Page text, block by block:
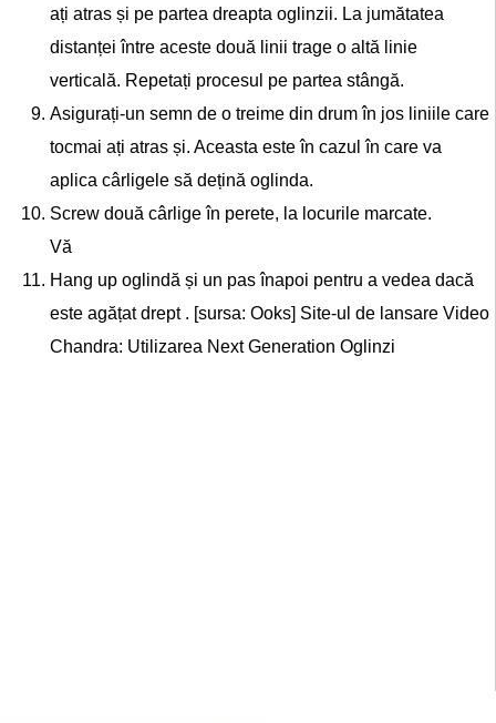
ați atras și pe partea dreapta oglinzii. La jumătatea
distanței între aceste două linii trage o altă linie
verticală. Repetați procesul pe partea stângă.
Asigurați-un semn de o treime din drum în jos liniile care
tocmai ați atras și. Aceasta este în cazul în care va
aplica cârligele să dețină oglinda.
Screw două cârlige în perete, la locurile marcate.
Vă
Hang up oglindă și un pas înapoi pentru a vedea dacă
este agățat drept . [sursa: Ooks] Site-ul de lansare Video
Chandra: Utilizarea Next Generation Oglinzi